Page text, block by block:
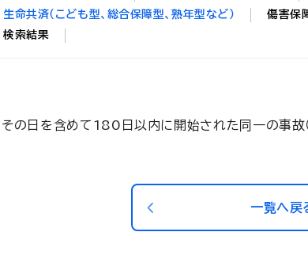
生命共済（こども型、総合保障型、熟年型など）
傷害保
検索結果
日を含めて180日以内に開始された同一の
一覧へ戻